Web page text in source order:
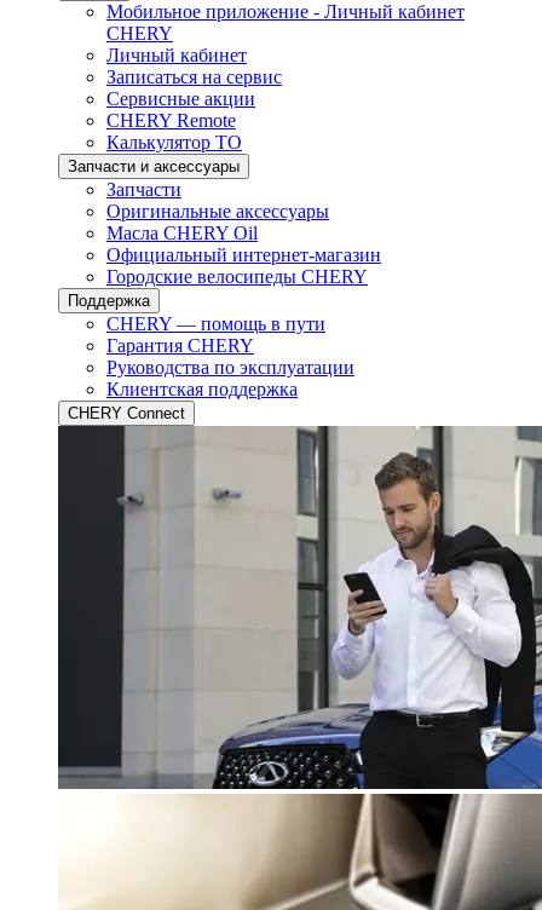
Мобильное приложение - Личный кабинет
CHERY
Личный кабинет
Записаться на сервис
Сервисные акции
CHERY Remote
Калькулятор ТО
Запчасти и аксессуары
Запчасти
Оригинальные аксессуары
Масла CHERY Oil
Официальный интернет-магазин
Городские велосипеды CHERY
Поддержка
CHERY — помощь в пути
Гарантия CHERY
Руководства по эксплуатации
Клиентская поддержка
CHERY Connect